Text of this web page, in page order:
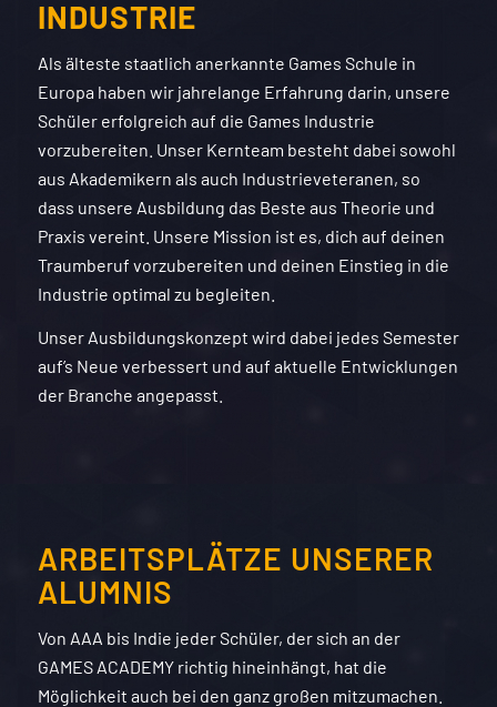
INDUSTRIE
Als älteste staatlich anerkannte Games Schule in
Europa haben wir jahrelange Erfahrung darin, unsere
Schüler erfolgreich auf die Games Industrie
vorzubereiten. Unser Kernteam besteht dabei sowohl
aus Akademikern als auch Industrieveteranen, so
dass unsere Ausbildung das Beste aus Theorie und
Praxis vereint. Unsere Mission ist es, dich auf deinen
Traumberuf vorzubereiten und deinen Einstieg in die
Industrie optimal zu begleiten.
Unser Ausbildungskonzept wird dabei jedes Semester
auf’s Neue verbessert und auf aktuelle Entwicklungen
der Branche angepasst.
ARBEITSPLÄTZE UNSERER
ALUMNIS
Von AAA bis Indie jeder Schüler, der sich an der
GAMES ACADEMYrichtig hineinhängt, hat die
Möglichkeit auch bei den ganz großen mitzumachen.